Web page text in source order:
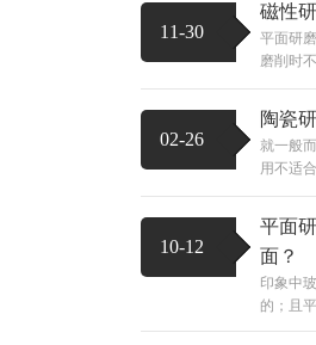
11-30
磁性
平面研
磨削时
02-26
陶瓷
就一般
用不适
10-12
平面
面？
印象中
的；且